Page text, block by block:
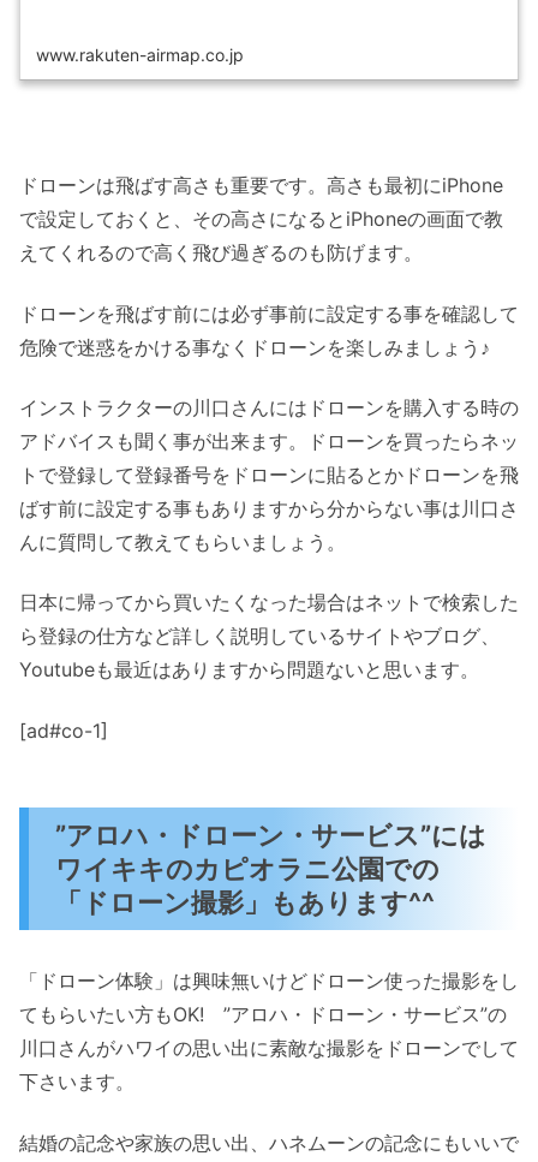
www.rakuten-airmap.co.jp
ドローンは飛ばす高さも重要です。高さも最初にiPhone
で設定しておくと、その高さになるとiPhoneの画面で教
えてくれるので高く飛び過ぎるのも防げます。
ドローンを飛ばす前には必ず事前に設定する事を確認して
危険で迷惑をかける事なくドローンを楽しみましょう♪
インストラクターの川口さんにはドローンを購入する時の
アドバイスも聞く事が出来ます。ドローンを買ったらネッ
トで登録して登録番号をドローンに貼るとかドローンを飛
ばす前に設定する事もありますから分からない事は川口さ
んに質問して教えてもらいましょう。
日本に帰ってから買いたくなった場合はネットで検索した
ら登録の仕方など詳しく説明しているサイトやブログ、
Youtubeも最近はありますから問題ないと思います。
[ad#co-1]
”アロハ・ドローン・サービス”には
ワイキキのカピオラニ公園での
「ドローン撮影」もあります^^
「ドローン体験」は興味無いけどドローン使った撮影をし
てもらいたい方もOK! ”アロハ・ドローン・サービス”の
川口さんがハワイの思い出に素敵な撮影をドローンでして
下さいます。
結婚の記念や家族の思い出、ハネムーンの記念にもいいで